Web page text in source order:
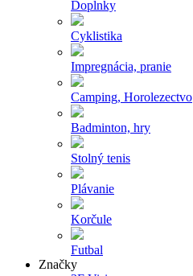
Doplnky
Cyklistika
Impregnácia, pranie
Camping, Horolezectvo
Badminton, hry
Stolný tenis
Plávanie
Korčule
Futbal
Značky